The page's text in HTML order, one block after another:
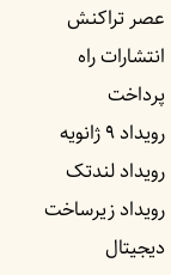
عصر تراکنش
انتشارات راه
پرداخت
رویداد ۹ ژانویه
رویداد لندتک
رویداد زیرساخت
دیجیتال